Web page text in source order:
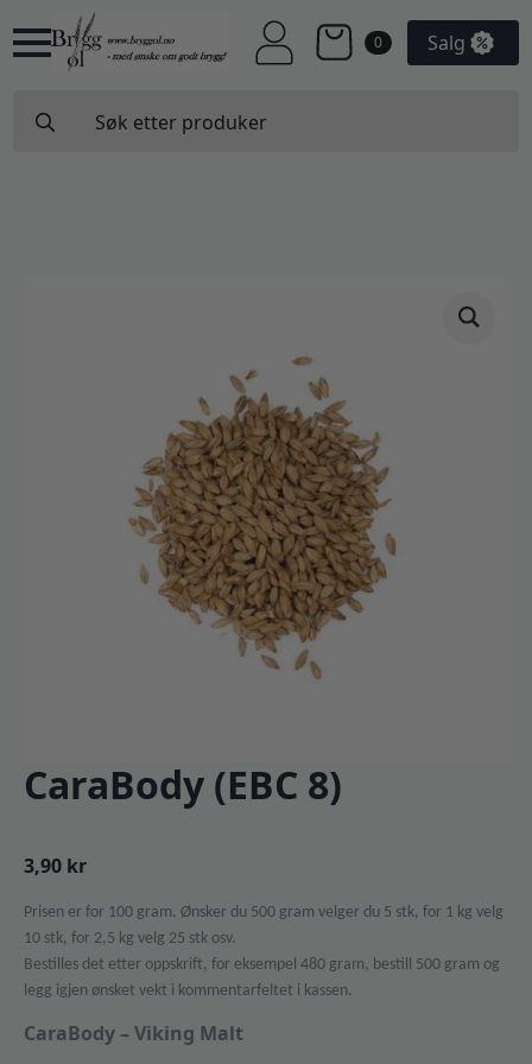
0 Salg
for:
CaraBody (EBC 8)
3,90 kr
Prisen er for 100 gram. Ønsker du 500 gram velger du 5 stk, for 1 kg velg
10 stk, for 2,5 kg velg 25 stk osv.
Bestilles det etter oppskrift, for eksempel 480 gram, bestill 500 gram og
legg igjen ønsket vekt i kommentarfeltet i kassen.
CaraBody – Viking Malt